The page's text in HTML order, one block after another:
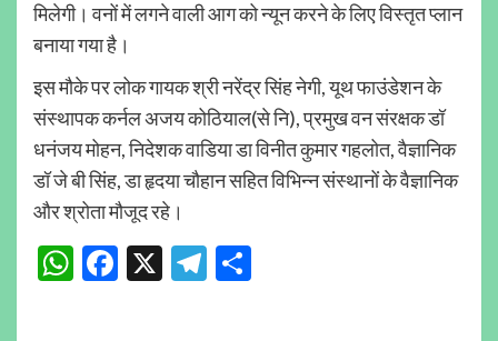
मिलेगी। वनों में लगने वाली आग को न्यून करने के लिए विस्तृत प्लान
बनाया गया है।
इस मौके पर लोक गायक श्री नरेंद्र सिंह नेगी, यूथ फाउंडेशन के
संस्थापक कर्नल अजय कोठियाल(से नि), प्रमुख वन संरक्षक डॉ
धनंजय मोहन, निदेशक वाडिया डा विनीत कुमार गहलोत, वैज्ञानिक
डॉ जे बी सिंह, डा हृदया चौहान सहित विभिन्न संस्थानों के वैज्ञानिक
और श्रोता मौजूद रहे।
WhatsApp
Facebook
X Telegram